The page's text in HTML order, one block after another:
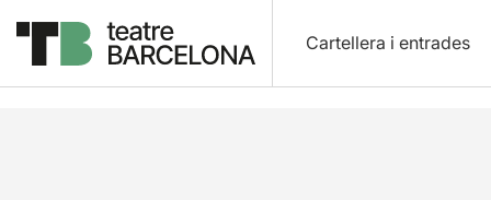
Cartellera i entrades